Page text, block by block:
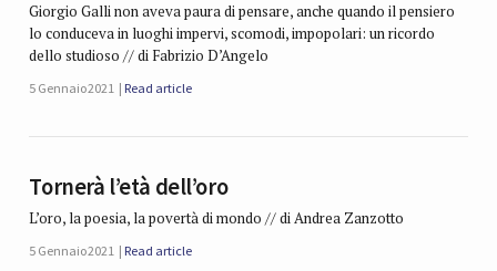
Giorgio Galli non aveva paura di pensare, anche quando il pensiero
lo conduceva in luoghi impervi, scomodi, impopolari: un ricordo
dello studioso // di Fabrizio D’Angelo
5 Gennaio 2021 Read article
Tornerà l’età dell’oro
L’oro, la poesia, la povertà di mondo // di Andrea Zanzotto
5 Gennaio 2021 Read article